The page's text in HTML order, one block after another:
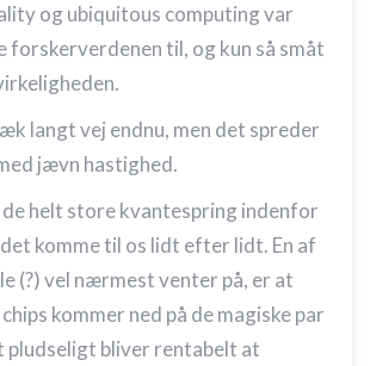
og ubiquitous computing var
forskerverdenen til, og kun så småt
langt vej endnu, men det spreder
jævn hastighed.
de helt store kvantespring indenfor
komme til os lidt efter lidt. En af
(?) vel nærmest venter på, er at
kommer ned på de magiske par
pludseligt bliver rentabelt at